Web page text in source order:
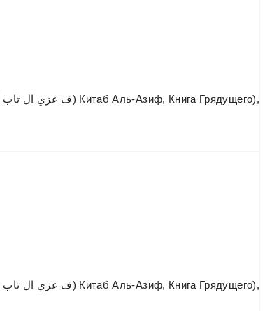
ف عزي ال تاب ك) Китаб Аль-Азиф, Книга Грядущего),
ف عزي ال تاب ك) Китаб Аль-Азиф, Книга Грядущего),